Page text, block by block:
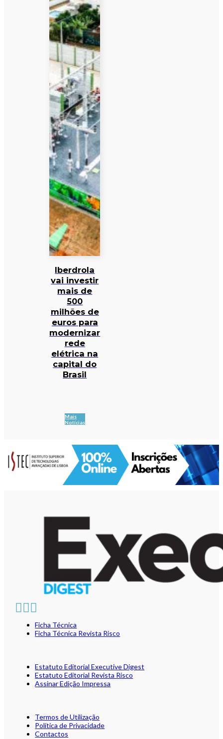
Iberdrola
vai investir
mais de
500
milhões de
euros para
modernizar
rede
elétrica na
capital do
Brasil
Mais
Notícias
Ficha Técnica
Ficha Técnica Revista Risco
Estatuto Editorial Executive Digest
Estatuto Editorial Revista Risco
Assinar Edição Impressa
Termos de Utilização
Política de Privacidade
Contactos